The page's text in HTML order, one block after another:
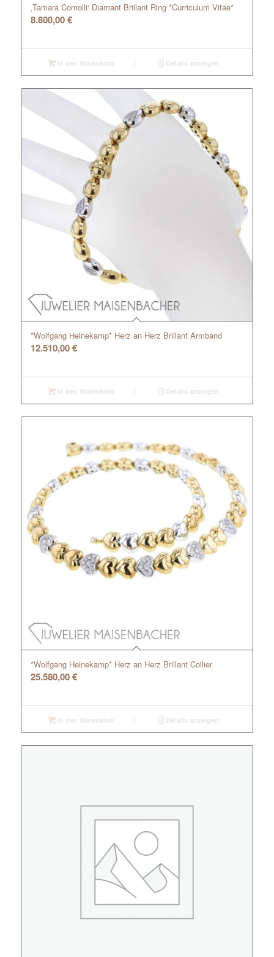
‚Tamara Comolli‘ Diamant Brillant Ring *Curriculum Vitae*
8.800,00€
In den Warenkorb Details anzeigen
*Wolfgang Heinekamp* Herz an Herz Brillant Armband
12.510,00€
In den Warenkorb Details anzeigen
*Wolfgang Heinekamp* Herz an Herz Brillant Collier
25.580,00€
In den Warenkorb Details anzeigen